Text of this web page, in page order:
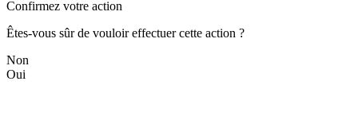
Confirmez votre action
Êtes-vous sûr de vouloir effectuer cette action ?
Non
Oui